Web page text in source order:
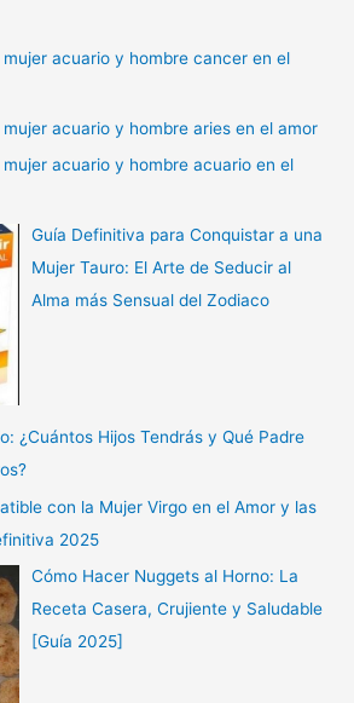
acuario y hombre cancer en el
acuario y hombre aries en el amor
acuario y hombre acuario en el
Guía Definitiva para Conquistar a una
Mujer Tauro: El Arte de Seducir al
Alma más Sensual del Zodiaco
¿Cuántos Hijos Tendrás y Qué Padre
con la Mujer Virgo en el Amor y las
2025
Cómo Hacer Nuggets al Horno: La
Receta Casera, Crujiente y Saludable
[Guía 2025]